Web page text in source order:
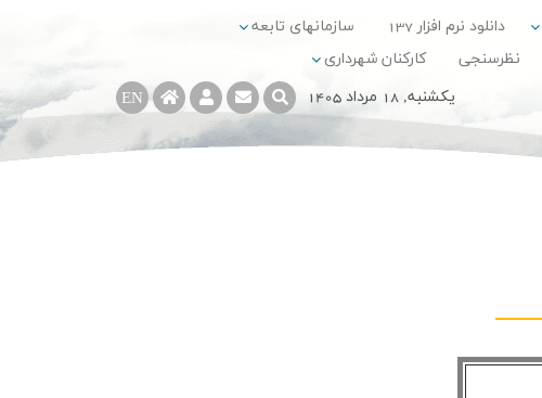
دانلود نرم افزار 137
سازمانهای تابعه
نظرسنجی کارکنان شهرداری
EN يکشنبه, 18 مرداد 1405